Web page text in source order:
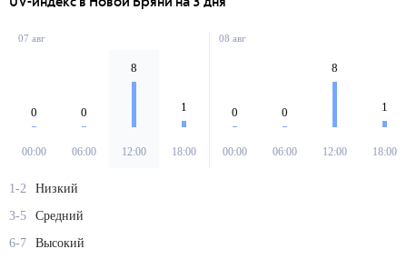
07 авг
0
00:00
0
06:00
8
12:00
1
18:00
08 авг
0
00:00
0
06:00
8
12:00
1
18:00
1-2
Низкий
3-5
Средний
6-7
Высокий